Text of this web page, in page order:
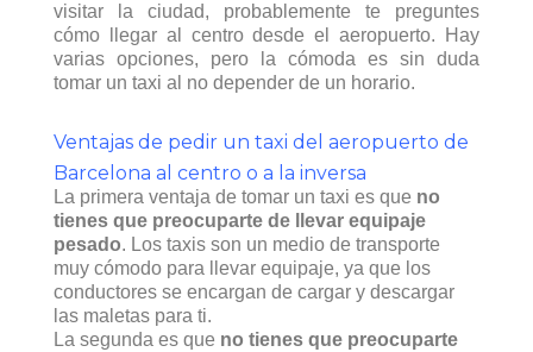
visitar la ciudad, probablemente te preguntes
cómo llegar al centro desde el aeropuerto. Hay
varias opciones, pero la cómoda es sin duda
tomar un taxi al no depender de un horario.
Ventajas de pedir un taxi del aeropuerto de
Barcelona al centro o a la inversa
La primera ventaja de tomar un taxi es que no
tienes que preocuparte de llevar equipaje
pesado. Los taxis son un medio de transporte
muy cómodo para llevar equipaje, ya que los
conductores se encargan de cargar y descargar
las maletas para ti.
La segunda es que no tienes que preocuparte